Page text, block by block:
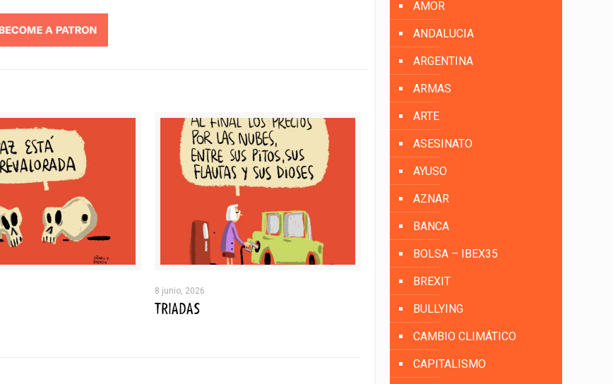
8 junio, 2026
TRIADAS
AMOR
ANDALUCIA
ARGENTINA
ARMAS
ARTE
ASESINATO
AYUSO
AZNAR
BANCA
BOLSA – IBEX35
BREXIT
BULLYING
CAMBIO CLIMÁTICO
CAPITALISMO